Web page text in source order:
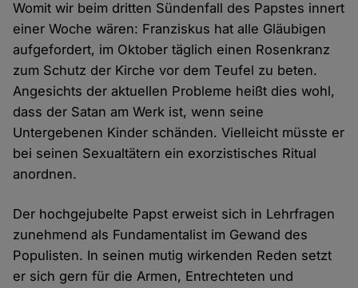
Womit wir beim dritten Sündenfall des Papstes innert
einer Woche wären: Franziskus hat alle Gläubigen
aufgefordert, im Oktober täglich einen Rosenkranz
zum Schutz der Kirche vor dem Teufel zu beten.
Angesichts der aktuellen Probleme heißt dies wohl,
dass der Satan am Werk ist, wenn seine
Untergebenen Kinder schänden. Vielleicht müsste er
bei seinen Sexualtätern ein exorzistisches Ritual
anordnen.
Der hochgejubelte Papst erweist sich in Lehrfragen
zunehmend als Fundamentalist im Gewand des
Populisten. In seinen mutig wirkenden Reden setzt
er sich gern für die Armen, Entrechteten und